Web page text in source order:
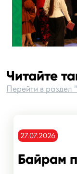
Читайте
Перейти в раздел
27.07.2026
Байрам